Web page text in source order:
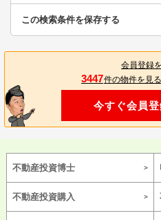
この検索条件を保存する
会員登録
3447件の物件を見
今すぐ会員登
不動産投資博士
不動産投資購入